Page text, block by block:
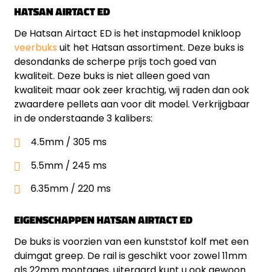
HATSAN AIRTACT ED
De Hatsan Airtact ED is het instapmodel knikloop
veerbuks uit het Hatsan assortiment. Deze buks is
desondanks de scherpe prijs toch goed van
kwaliteit. Deze buks is niet alleen goed van
kwaliteit maar ook zeer krachtig, wij raden dan ook
zwaardere pellets aan voor dit model. Verkrijgbaar
in de onderstaande 3 kalibers:
4.5mm / 305 ms
5.5mm / 245 ms
6.35mm / 220 ms
EIGENSCHAPPEN HATSAN AIRTACT ED
De buks is voorzien van een kunststof kolf met een
duimgat greep. De rail is geschikt voor zowel 11mm